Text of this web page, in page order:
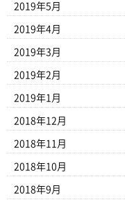
2019年5月
2019年4月
2019年3月
2019年2月
2019年1月
2018年12月
2018年11月
2018年10月
2018年9月